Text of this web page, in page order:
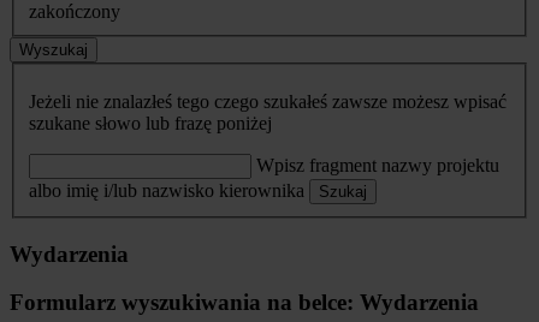
zakończony
Wyszukaj
Jeżeli nie znalazłeś tego czego szukałeś zawsze możesz wpisać
szukane słowo lub frazę poniżej
Wpisz fragment nazwy projektu
albo imię i/lub nazwisko kierownika
Szukaj
Wydarzenia
Formularz wyszukiwania na belce: Wydarzenia